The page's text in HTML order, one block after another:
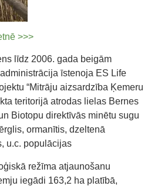
>>>
līdz 2006. gada beigām
īstenoja ES Life
“Mitrāju aizsardzība Ķemeru
teritorijā atrodas lielas Bernes
Biotopu direktīvās minētu sugu
ormanītis, dzeltenā
u.c. populācijas
režīma atjaunošanu
iegādi 163,2 ha platībā,